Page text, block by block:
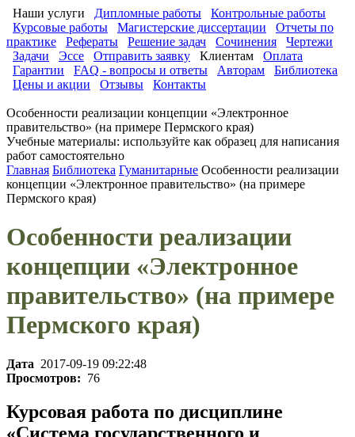
Наши услуги Дипломные работы
Контрольные работы
Курсовые работы
Магистерские диссертации
Отчеты по
практике
Рефераты Решение задач Сочинения
Чертежи
Задачи
Эссе Отправить заявку Клиентам
Оплата
Гарантии
FAQ - вопросы и ответы Авторам
Библиотека
Цены и акции
Отзывы Контакты
Особенности реализации концепции «Электронное
правительство» (на примере Пермского края)
Учебные материалы: используйте как образец для написания
работ самостоятельно
Главная Библиотека Гуманитарные Особенности реализации
концепции «Электронное правительство» (на примере
Пермского края)
Особенности реализации
концепции «Электронное
правительство» (на примере
Пермского края)
Дата 2017-09-19 09:22:48
Просмотров: 76
Курсовая работа по дисциплине
«Система государственного и